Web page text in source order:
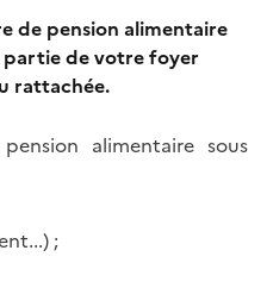
de pension alimentaire
de votre foyer
rattachée.
alimentaire sous
;